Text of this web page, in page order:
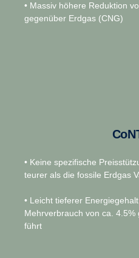
• Massiv höhere Reduktion
gegenüber Erdgas (CNG)
• Keine spezifische
teurer als die fossile Erdgas
• Leicht tieferer
Mehrverbrauch von ca.
führt